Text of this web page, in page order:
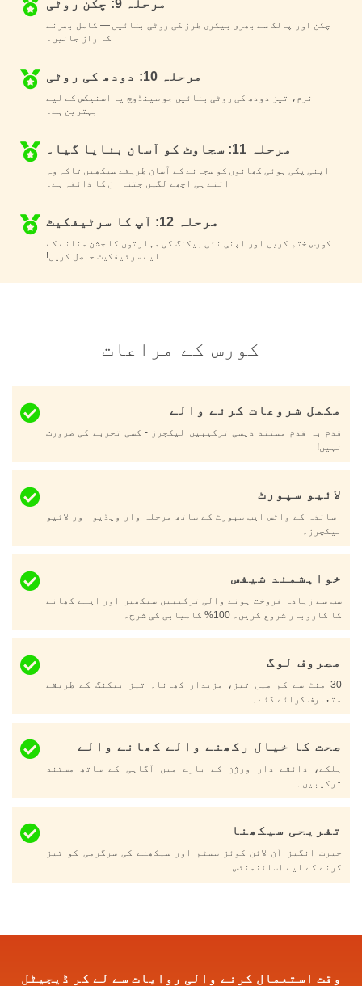
مرحلہ 9: چکن روٹی
چکن اور پالک سے بھری بیکری طرز کی روٹی بنائیں — کامل بھرنے
کا راز جانیں۔
مرحلہ 10: دودھ کی روٹی
نرم، تیز دودھ کی روٹی بنائیں جو سینڈوچ یا اسنیکس کے لیے
بہترین ہے۔
مرحلہ 11: سجاوٹ کو آسان بنایا گیا۔
اپنی پکی ہوئی کھانوں کو سجانے کے آسان طریقے سیکھیں تاکہ وہ
اتنے ہی اچھے لگیں جتنا ان کا ذائقہ ہے۔
مرحلہ 12: آپ کا سرٹیفکیٹ
کورس ختم کریں اور اپنی نئی بیکنگ کی مہارتوں کا جشن منانے کے
لیے سرٹیفکیٹ حاصل کریں!
کورس کے مراعات
مکمل شروعات کرنے والے
قدم بہ قدم مستند دیسی ترکیبیں لیکچرز - کسی تجربے کی ضرورت
نہیں!
لائیو سپورٹ
اساتذہ کے واٹس ایپ سپورٹ کے ساتھ مرحلہ وار ویڈیو اور لائیو
لیکچرز۔
خواہشمند شیفس
سب سے زیادہ فروخت ہونے والی ترکیبیں سیکھیں اور اپنے کھانے
کا کاروبار شروع کریں۔ 100% کامیابی کی شرح۔
مصروف لوگ
30 منٹ سے کم میں تیز، مزیدار کھانا۔ تیز بیکنگ کے طریقے
متعارف کرائے گئے۔
صحت کا خیال رکھنے والے کھانے والے
ہلکے، ذائقے دار ورژن کے بارے میں آگاہی کے ساتھ مستند
ترکیبیں۔
تفریحی سیکھنا
حیرت انگیز آن لائن کوئز سسٹم اور سیکھنے کی سرگرمی کو تیز
کرنے کے لیے اسائنمنٹس۔
وقت استعمال کرنے والی روایات سے لے کر ڈیجیٹل